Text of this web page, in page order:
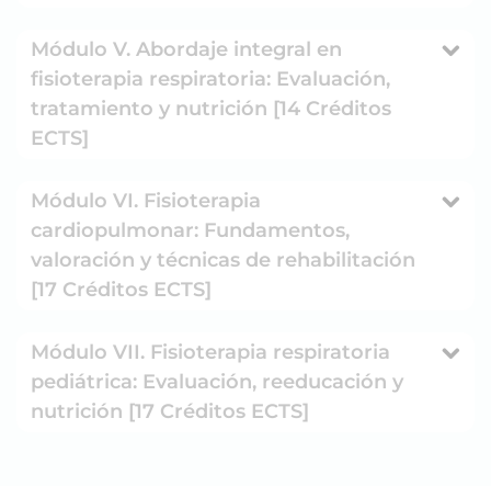
Módulo V. Abordaje integral en
fisioterapia respiratoria: Evaluación,
tratamiento y nutrición [14 Créditos
ECTS]
Módulo VI. Fisioterapia
cardiopulmonar: Fundamentos,
valoración y técnicas de rehabilitación
[17 Créditos ECTS]
Módulo VII. Fisioterapia respiratoria
pediátrica: Evaluación, reeducación y
nutrición [17 Créditos ECTS]